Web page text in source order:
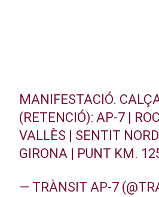
MANIFESTACIÓ.
(RETENCIÓ): AP-7 |
VALLÈS | SENTIT
GIRONA | PUNT KM.
— TRÀNSIT AP-7